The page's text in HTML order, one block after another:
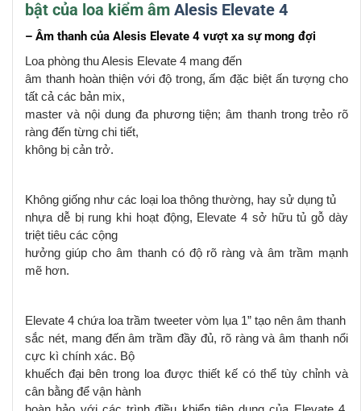
bật của loa kiểm âm Alesis Elevate 4
– Âm thanh của Alesis Elevate 4 vượt xa sự mong đợi
Loa phòng thu Alesis Elevate 4 mang đến
âm thanh hoàn thiện với độ trong, ấm đặc biệt ấn tượng cho
tất cả các bản mix,
master và nội dung đa phương tiện; âm thanh trong trẻo rõ
ràng đến từng chi tiết,
không bị cản trở.
Không giống như các loại loa thông thường, hay sử dụng tủ
nhựa dễ bị rung khi hoạt động, Elevate 4 sở hữu tủ gỗ dày
triệt tiêu các cộng
hưởng giúp cho âm thanh có độ rõ ràng và âm trầm mạnh
mẽ hơn.
Elevate 4 chứa loa trầm tweeter vòm lụa 1” tạo nên âm thanh
sắc nét, mang đến âm trầm đầy đủ, rõ ràng và âm thanh nổi
cực kì chính xác. Bộ
khuếch đại bên trong loa được thiết kế có thể tùy chỉnh và
cân bằng để vận hành